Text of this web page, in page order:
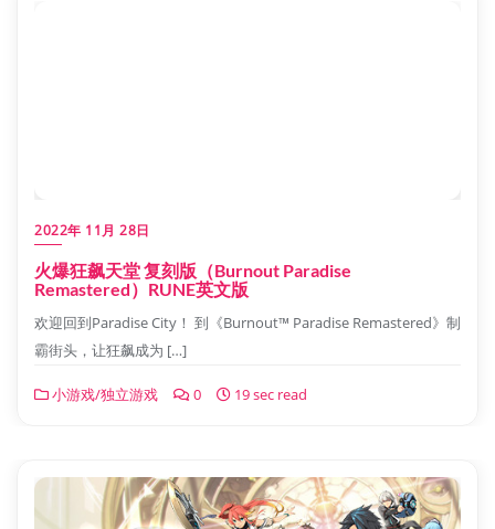
2022年 11月 28日
火爆狂飙天堂 复刻版（Burnout Paradise
Remastered）RUNE英文版
欢迎回到Paradise City！ 到《Burnout™ Paradise Remastered》制
霸街头，让狂飙成为 […]
小游戏/独立游戏 0 19 sec read